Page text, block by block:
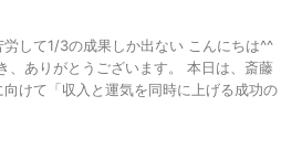
して1/3の成果しか出ない こんにちは^^
、ありがとうございます。 本日は、斎藤
けて「収入と運気を同時に上げる成功の